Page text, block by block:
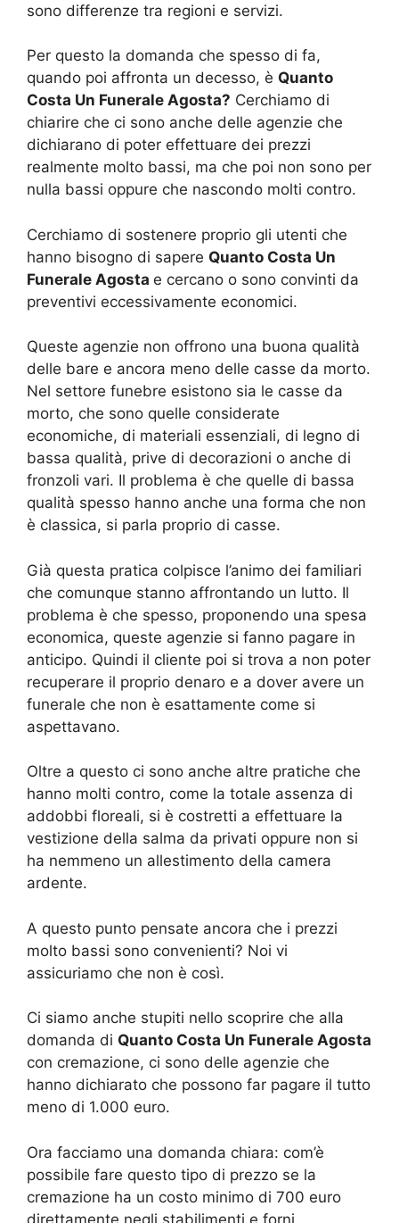
sono differenze tra regioni e servizi.
Per questo la domanda che spesso di fa,
quando poi affronta un decesso, è Quanto
Costa Un Funerale Agosta? Cerchiamo di
chiarire che ci sono anche delle agenzie che
dichiarano di poter effettuare dei prezzi
realmente molto bassi, ma che poi non sono per
nulla bassi oppure che nascondo molti contro.
Cerchiamo di sostenere proprio gli utenti che
hanno bisogno di sapere Quanto Costa Un
Funerale Agosta e cercano o sono convinti da
preventivi eccessivamente economici.
Queste agenzie non offrono una buona qualità
delle bare e ancora meno delle casse da morto.
Nel settore funebre esistono sia le casse da
morto, che sono quelle considerate
economiche, di materiali essenziali, di legno di
bassa qualità, prive di decorazioni o anche di
fronzoli vari. Il problema è che quelle di bassa
qualità spesso hanno anche una forma che non
è classica, si parla proprio di casse.
Già questa pratica colpisce l’animo dei familiari
che comunque stanno affrontando un lutto. Il
problema è che spesso, proponendo una spesa
economica, queste agenzie si fanno pagare in
anticipo. Quindi il cliente poi si trova a non poter
recuperare il proprio denaro e a dover avere un
funerale che non è esattamente come si
aspettavano.
Oltre a questo ci sono anche altre pratiche che
hanno molti contro, come la totale assenza di
addobbi floreali, si è costretti a effettuare la
vestizione della salma da privati oppure non si
ha nemmeno un allestimento della camera
ardente.
A questo punto pensate ancora che i prezzi
molto bassi sono convenienti? Noi vi
assicuriamo che non è così.
Ci siamo anche stupiti nello scoprire che alla
domanda di Quanto Costa Un Funerale Agosta
con cremazione, ci sono delle agenzie che
hanno dichiarato che possono far pagare il tutto
meno di 1.000 euro.
Ora facciamo una domanda chiara: com’è
possibile fare questo tipo di prezzo se la
cremazione ha un costo minimo di 700 euro
direttamente negli stabilimenti e forni